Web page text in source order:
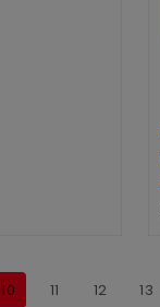
10 11 12 13